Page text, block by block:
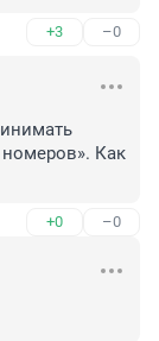
+3 –0
Как
+0 –0